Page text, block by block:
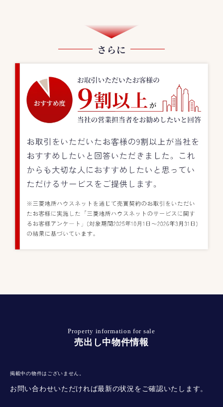
Property information for sale
売出し中物件情報
掲載中の物件はございません。
お問い合わせいただければ最新の状況をご確認いたします。